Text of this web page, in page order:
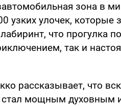
зона в
узких улочек, которые
что прогулка
так и
рассказывает, что
стал мощным духовным